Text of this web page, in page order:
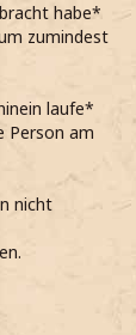
habe*
zumindest
laufe*
Person am
nicht